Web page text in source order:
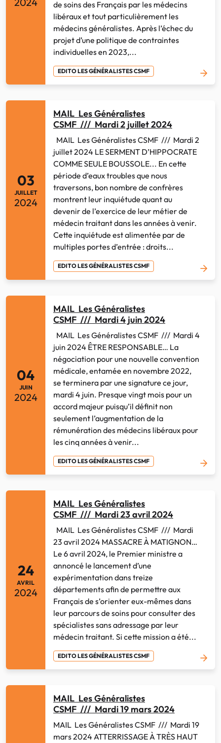
de soins des Français par les médecins
libéraux et tout particulièrement les
médecins généralistes. Après l’échec du
projet d’une politique de contraintes
individuelles en 2023,...
EDITO LES GÉNÉRALISTES CSMF
03
JUILLET
2024
MAIL Les Généralistes
CSMF /// Mardi 2 juillet 2024
MAIL Les Généralistes CSMF /// Mardi 2
juillet 2024 LE SERMENT D’HIPPOCRATE
COMME SEULE BOUSSOLE... En cette
période d’eaux troubles que nous
traversons, bon nombre de confrères
montrent leur inquiétude quant au
devenir de l’exercice de leur métier de
médecin traitant dans les années à venir.
Cette inquiétude est alimentée par de
multiples portes d’entrée : droits...
EDITO LES GÉNÉRALISTES CSMF
04
JUIN
2024
MAIL Les Généralistes
CSMF /// Mardi 4 juin 2024
MAIL Les Généralistes CSMF /// Mardi 4
juin 2024 ÊTRE RESPONSABLE… La
négociation pour une nouvelle convention
médicale, entamée en novembre 2022,
se terminera par une signature ce jour,
mardi 4 juin. Presque vingt mois pour un
accord majeur puisqu’il définit non
seulement l’augmentation de la
rémunération des médecins libéraux pour
les cinq années à venir...
EDITO LES GÉNÉRALISTES CSMF
24
AVRIL
2024
MAIL Les Généralistes
CSMF /// Mardi 23 avril 2024
MAIL Les Généralistes CSMF /// Mardi
23 avril 2024 MASSACRE À MATIGNON…
Le 6 avril 2024, le Premier ministre a
annoncé le lancement d’une
expérimentation dans treize
départements afin de permettre aux
Français de s’orienter eux-mêmes dans
leur parcours de soins pour consulter des
spécialistes sans adressage par leur
médecin traitant. Si cette mission a été...
EDITO LES GÉNÉRALISTES CSMF
MAIL Les Généralistes
CSMF /// Mardi 19 mars 2024
MAIL Les Généralistes CSMF /// Mardi 19
mars 2024 ATTERRISSAGE À TRÈS HAUT